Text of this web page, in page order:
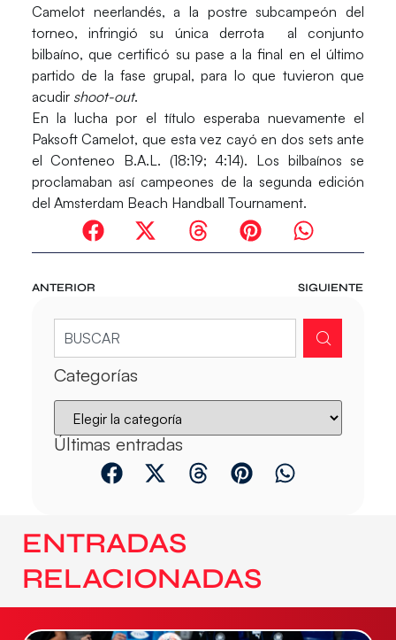
Camelot neerlandés, a la postre subcampeón del
torneo, infringió su única derrota al conjunto
bilbaíno, que certificó su pase a la final en el último
partido de la fase grupal, para lo que tuvieron que
acudir shoot-out.
En la lucha por el título esperaba nuevamente el
Paksoft Camelot, que esta vez cayó en dos sets ante
el Conteneo B.A.L. (18:19; 4:14). Los bilbaínos se
proclamaban así campeones de la segunda edición
del Amsterdam Beach Handball Tournament.
ANTERIOR SIGUIENTE
Categorías
Últimas entradas
ENTRADAS
RELACIONADAS